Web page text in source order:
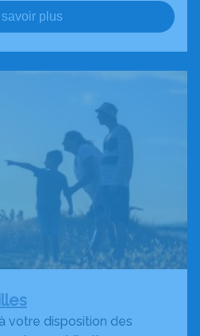
savoir plus
votre disposition des